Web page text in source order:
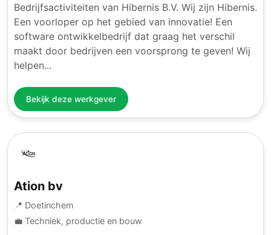
Bedrijfsactiviteiten van Hibernis B.V. Wij zijn Hibernis.
Een voorloper op het gebied van innovatie! Een
software ontwikkelbedrijf dat graag het verschil
maakt door bedrijven een voorsprong te geven! Wij
helpen...
Bekijk deze werkgever
Ation bv
📍 Doetinchem
💼 Techniek, productie en bouw